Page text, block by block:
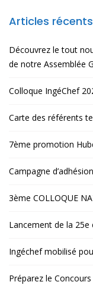
Articles récents
Découvrez le tout
de notre Assemblée
Colloque IngéChef
Carte des référents
7ème promotion
Campagne
3ème COLLOQUE
Lancement de la
Ingéchef mobilisé
Préparez le